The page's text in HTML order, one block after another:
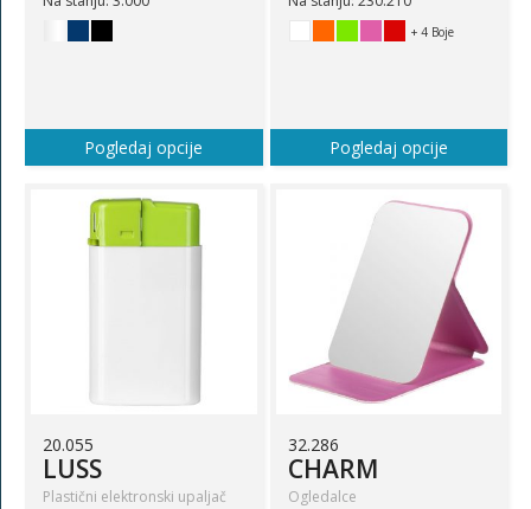
Pogledaj opcije
+ 4 Boje
Pogledaj opcije
20.055
LUSS
Plastični elektronski upaljač
32.286
CHARM
Ogledalce